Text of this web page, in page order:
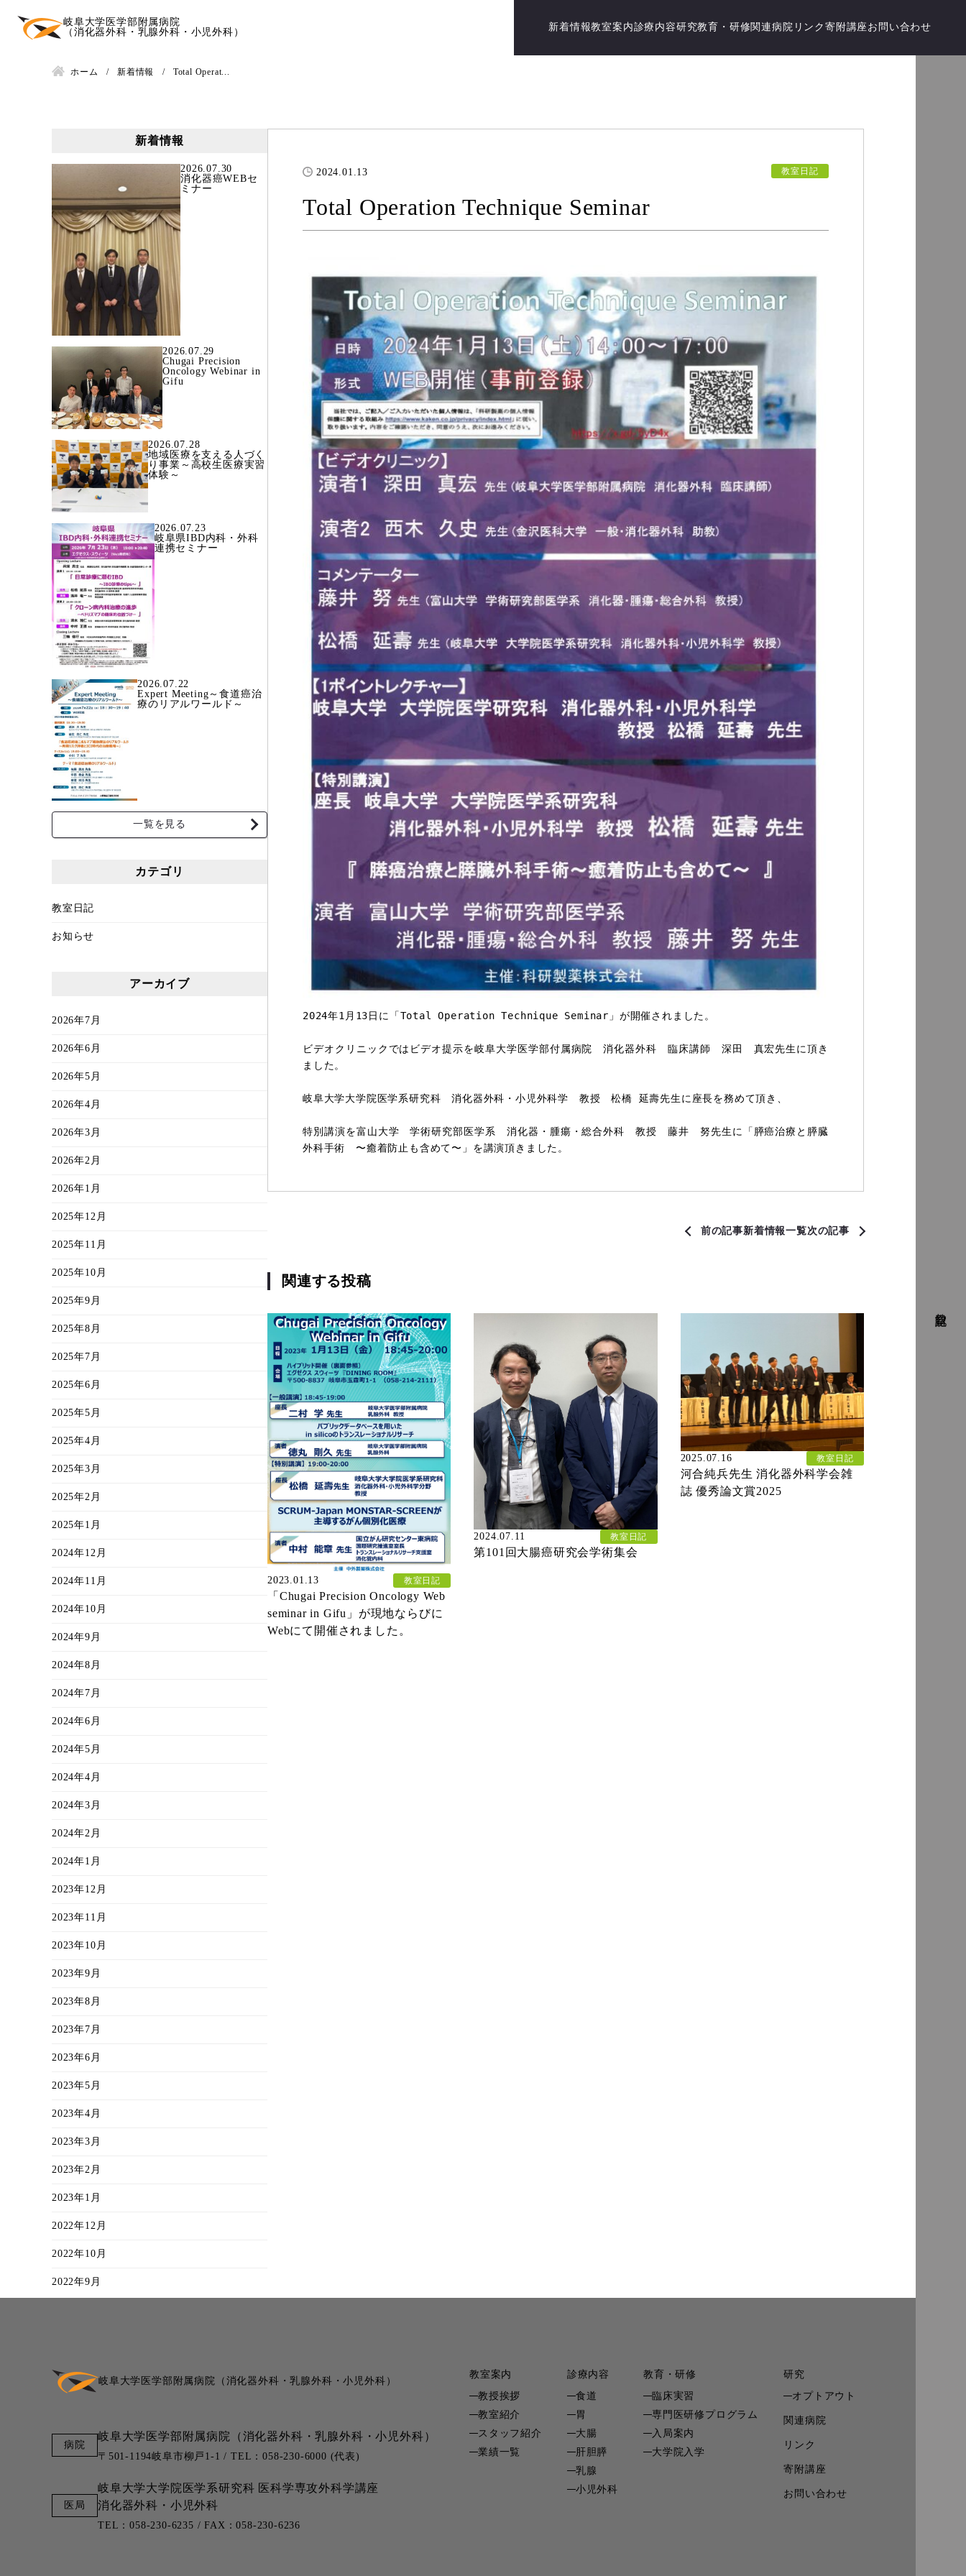
岐阜大学医学部附属病院
（消化器外科・乳腺外科・小児外科）
新着情報教室案内診療内容研究教育・研修関連病院 リンク 寄附講座 お問い合わせ
ホーム 新着情報 Total Operat...
2024.01.13 教室日記
Total Operation Technique Seminar
2024年1月13日に「Total Operation Technique Seminar」が開催されました。
ビデオクリニックではビデオ提示を岐阜大学医学部付属病院　消化器外科　臨床講師　深田　真宏先生に頂き
ました。
岐阜大学大学院医学系研究科　消化器外科・小児外科学　教授　松橋 延壽先生に座長を務めて頂き、
特別講演を富山大学　学術研究部医学系　消化器・腫瘍・総合外科　教授　藤井　努先生に「膵癌治療と膵臓
外科手術　〜癒着防止も含めて〜」を講演頂きました。
前の記事 次の記事
新着情報一覧
関連する投稿
2023.01.13 教室日記
「Chugai Precision Oncology Web
seminar in Gifu」が現地ならびに
Webにて開催されました。
2024.07.11 教室日記
第101回大腸癌研究会学術集会
2025.07.16 教室日記
河合純兵先生 消化器外科学会雑
誌 優秀論文賞2025
新着情報
2026.07.30
消化器癌WEBセ
ミナー
2026.07.29
Chugai Precision
Oncology Webinar in
Gifu
2026.07.28
地域医療を支える人づく
り事業～高校生医療実習
体験～
2026.07.23
岐阜県IBD内科・外科
連携セミナー
2026.07.22
Expert Meeting～食道癌治
療のリアルワールド～
一覧を見る
カテゴリ
教室日記
お知らせ
アーカイブ
2026年7月
2026年6月
2026年5月
2026年4月
2026年3月
2026年2月
2026年1月
2025年12月
2025年11月
2025年10月
2025年9月
2025年8月
2025年7月
2025年6月
2025年5月
2025年4月
2025年3月
2025年2月
2025年1月
2024年12月
2024年11月
2024年10月
2024年9月
2024年8月
2024年7月
2024年6月
2024年5月
2024年4月
2024年3月
2024年2月
2024年1月
2023年12月
2023年11月
2023年10月
2023年9月
2023年8月
2023年7月
2023年6月
2023年5月
2023年4月
2023年3月
2023年2月
2023年1月
2022年12月
2022年10月
2022年9月
岐阜大学医学部附属病院 （消化器外科・乳腺外科・小児外科）
岐阜大学医学部附属病院 （消化器外科・乳腺外科・小児外科）
〒501-1194岐阜市柳戸1-1 / TEL：058-230-6000 (代表)
岐阜大学大学院医学系研究科 医科学専攻外科学講座
消化器外科・小児外科
TEL：058-230-6235 / FAX：058-230-6236
教室案内
教授挨拶
教室紹介
スタッフ紹介
業績一覧
診療内容
食道
胃
大腸
肝胆膵
乳腺
小児外科
教育・研修
臨床実習
専門医研修プログラム
入局案内
大学院入学
研究
オプトアウト
関連病院
リンク
寄附講座
お問い合わせ